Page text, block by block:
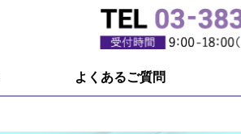
よくあるご質問